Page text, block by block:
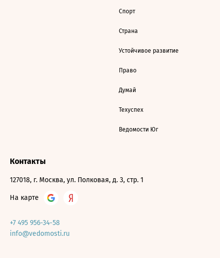
Спорт
Страна
Устойчивое развитие
Право
Думай
Техуспех
Ведомости Юг
Контакты
127018, г. Москва, ул. Полковая, д. 3, стр. 1
На карте
+7 495 956-34-58
info@vedomosti.ru